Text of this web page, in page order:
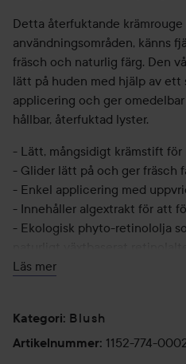
Detta återfuktande
användningsområden, känns
fräsch och naturlig färg. Den
lätt på huden med hjälp av
applicering och ger
hållbar, återfuktad lyster.
- Lätt, mångsidigt krämstift för
- Glider lätt på och ger fräsch
- Enkel applicering med
- Innehåller algextrakt för att
- Ekologisk phyto-retinololja
struktur och lyster.
VEGAN-FRIENDLY
Läs mer
Kategori: Blush
Artikelnummer: 1152-774-